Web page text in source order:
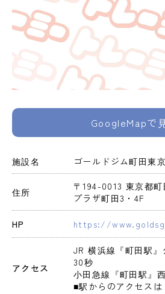
GoogleMapで
施設名 ゴールドジム町田東京
住所
〒194-0013 東京都
プラザ町田3・4F
HP https://
アクセス
JR 横浜線『町田駅
30秒
小田急線『町田駅』
■駅からのアクセスは